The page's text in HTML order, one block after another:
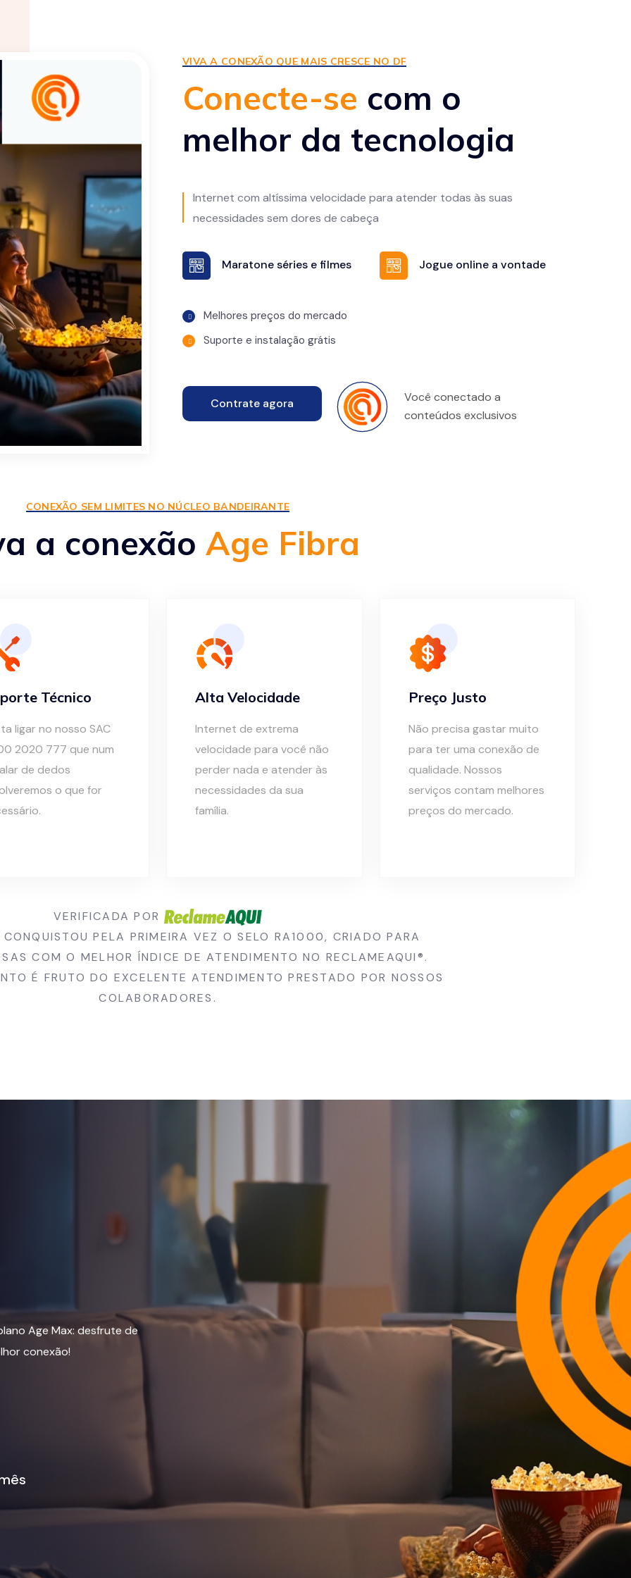
VIVA A CONEXÃO QUE MAIS CRESCE NO DF
Conecte-se com o
melhor da tecnologia
Internet com altíssima velocidade para atender todas às suas
necessidades sem dores de cabeça
Maratone séries e filmes Jogue online a vontade
Melhores preços do mercado
Suporte e instalação grátis
Contrate agora
Você conectado a
conteúdos exclusivos
CONEXÃO SEM LIMITES NO NÚCLEO BANDEIRANTE
a conexão Age Fibra
Técnico
ligar no nosso SAC
2020 777 que num
de dedos
o que for
Alta Velocidade
Internet de extrema
velocidade para você não
perder nada e atender às
necessidades da sua
família.
Preço Justo
Não precisa gastar muito
para ter uma conexão de
qualidade. Nossos
serviços contam melhores
preços do mercado.
VERIFICADA POR
PELA PRIMEIRA VEZ O SELO RA1000, CRIADO PARA
COM O MELHOR ÍNDICE DE ATENDIMENTO NO RECLAMEAQUI®.
É FRUTO DO EXCELENTE ATENDIMENTO PRESTADO POR NOSSOS
COLABORADORES.
Age Max: desfrute de
conexão!